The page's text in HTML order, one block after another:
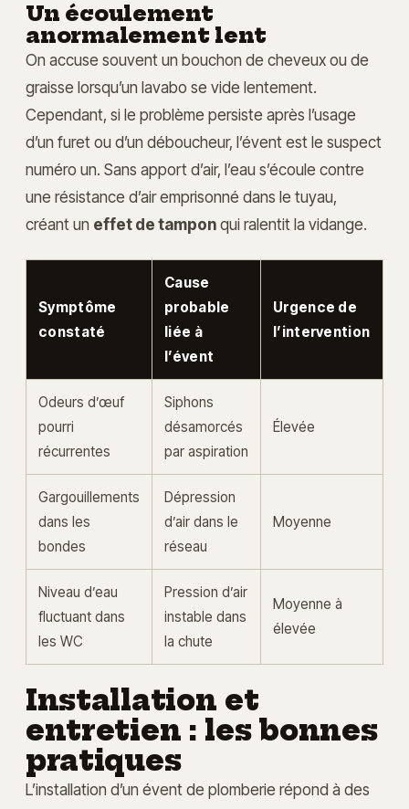
Un écoulement
anormalement lent
On accuse souvent un bouchon de cheveux ou de
graisse lorsqu’un lavabo se vide lentement.
Cependant, si le problème persiste après l’usage
d’un furet ou d’un déboucheur, l’évent est le suspect
numéro un. Sans apport d’air, l’eau s’écoule contre
une résistance d’air emprisonné dans le tuyau,
créant un effet de tamponqui ralentit la vidange.
Symptôme
constaté
Cause
probable
liée à
l’évent
Urgence de
l’intervention
Odeurs d’œuf
pourri
récurrentes
Siphons
désamorcés
par aspiration
Élevée
Gargouillements
dans les
bondes
Dépression
d’air dans le
réseau
Moyenne
Niveau d’eau
fluctuant dans
les WC
Pression d’air
instable dans
la chute
Moyenne à
élevée
Installation et
entretien : les bonnes
pratiques
L’installation d’un évent de plomberie répond à des